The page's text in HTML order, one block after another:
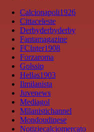
Calcionapoli1926
Cittaceleste
Derbyderbyderby
Fantamagazine
FCInter1908
Forzaroma
Golssip
Hellas1903
Ilmilanista
Juvenews
Mediagol
Milanistichannel
Mondoudinese
Notiziecalciomercato